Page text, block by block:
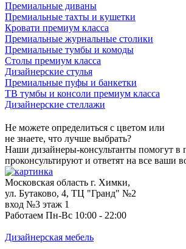
Премиальные диваны
Премиальные тахты и кушетки
Кровати премиум класса
Премиальные журнальные столики
Премиальные тумбы и комоды
Столы премиум класса
Дизайнерские стулья
Премиальные пуфы и банкетки
ТВ тумбы и консоли премиум класса
Дизайнерские стеллажи
Не можете определиться с цветом или
не знаете, что лучше выбрать?
Наши дизайнеры-консультанты помогут в
проконсультируют и ответят на все ваши
Московская область г. Химки,
ул. Бутаково, 4, ТЦ "Гранд" №2
вход №3 этаж 1
Работаем Пн-Вс 10:00 - 22:00
Дизайнерская мебель